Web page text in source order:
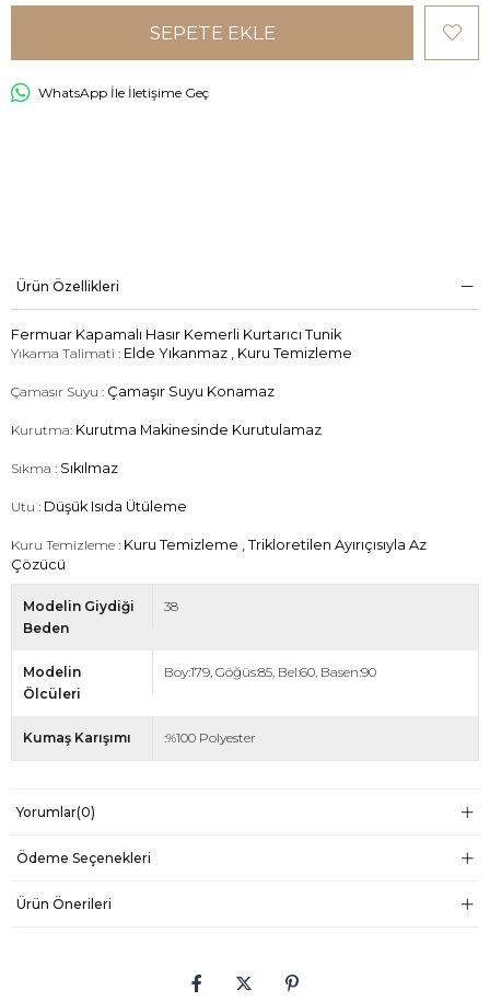
WhatsApp İle İletişime Geç
Ürün Özellikleri
Fermuar Kapamalı Hasır Kemerli Kurtarıcı Tunik
Yıkama Talimati : Elde Yıkanmaz , Kuru Temizleme
Çamasır Suyu : Çamaşır Suyu Konamaz
Kurutma: Kurutma Makinesinde Kurutulamaz
Sıkma : Sıkılmaz
Utu : Düşük Isıda Ütüleme
Kuru Temizleme : Kuru Temizleme , Trikloretilen Ayırıçısıyla Az
Çözücü
Modelin Giydiği
Beden
38
Modelin
Ölcüleri
Boy:179, Göğüs:85, Bel:60, Basen:90
Kumaş Karışımı :%100 Polyester
Yorumlar(0)
Ödeme Seçenekleri
Ürün Önerileri